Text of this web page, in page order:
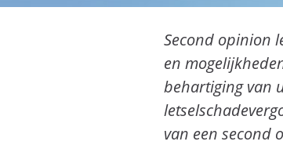
Second opinion
en
behartiging van
van een second